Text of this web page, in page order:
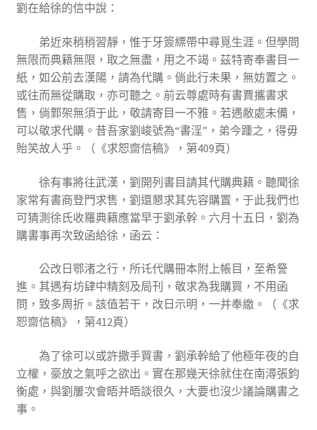
劉在給徐的信中說：
弟近來稍稍習靜，惟于牙簽縹帶中尋覓生涯。但學問
無限而典籍無限，取之無盡，用之不竭。茲特寄奉書目一
紙，如公前去漢陽，請為代購。倘此行未果，無妨置之。
或往而無從購取，亦可聽之。前云尊處時有書賈攜書求
售，倘鄴架無須于此，敬請寄目一不雅。若遇敝處未備，
可以敬求代購。昔吾家劉峻號為“書淫”，弟今踵之，得毋
貽笑故人乎。（《求恕齋信稿》，第409頁）
徐有事將往武漢，劉開列書目請其代購典籍。聽聞徐
家常有書商登門求售，劉還懇求其先容購置，于此我們也
可猜測徐氏收羅典籍應當早于劉承幹。六月十五日，劉為
購書事再次致函給徐，函云：
公改日鄂渚之行，所讬代購冊本附上帳目，至希詧
進。其遇有坊肆中精刻及局刊，敬求為我購買，不用函
問，致多周折。該值若干，改日示明，一并奉繳。（《求
恕齋信稿》，第412頁）
為了徐可以或許撒手買書，劉承幹給了他極年夜的自
立權，豪放之氣呼之欲出。實在那幾天徐就住在南潯張鈞
衡處，與劉屢次會晤并晤談很久，大要也沒少議論購書之
事。